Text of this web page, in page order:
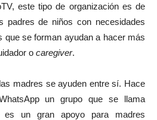
este tipo de organización es de
padres de niños con necesidades
que se forman ayudan a hacer más
o caregiver.
madres se ayuden entre sí. Hace
un grupo que se llama
es un gran apoyo para madres